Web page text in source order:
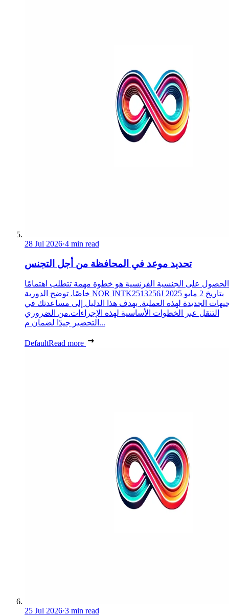
28 Jul 2026·4 min read
تحديد موعد في المحافظة من أجل التجنس
الحصول على الجنسية الفرنسية هو خطوة مهمة تتطلب اهتمامًا
خاصًا. توضح الدورية NOR INTK2513256J بتاريخ 2 مايو 2025
الجديدة لهذه العملية. يهدف هذا الدليل إلى مساعدتك في
التنقل عبر الخطوات الأساسية لهذه الإجراءات.من الضروري
التحضير جيدًا لضمان م...
DefaultRead more
25 Jul 2026·3 min read